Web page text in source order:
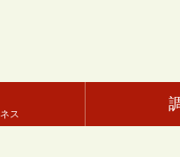
ス